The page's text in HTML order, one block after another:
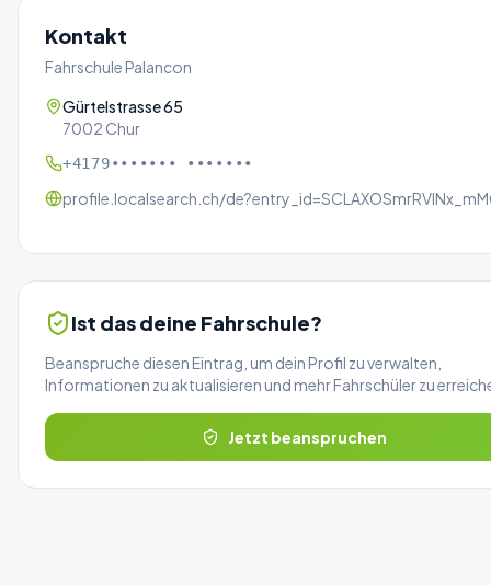
Kontakt
Fahrschule Palancon
Gürtelstrasse 65
7002 Chur
+4179••••••• •••••••
profile.localsearch.ch/
Ist das deine Fahrschule?
Beanspruche diesen Eintrag, um dein Profil zu verwalten,
Informationen zu aktualisieren und mehr Fahrschüler zu
Jetzt beanspruchen